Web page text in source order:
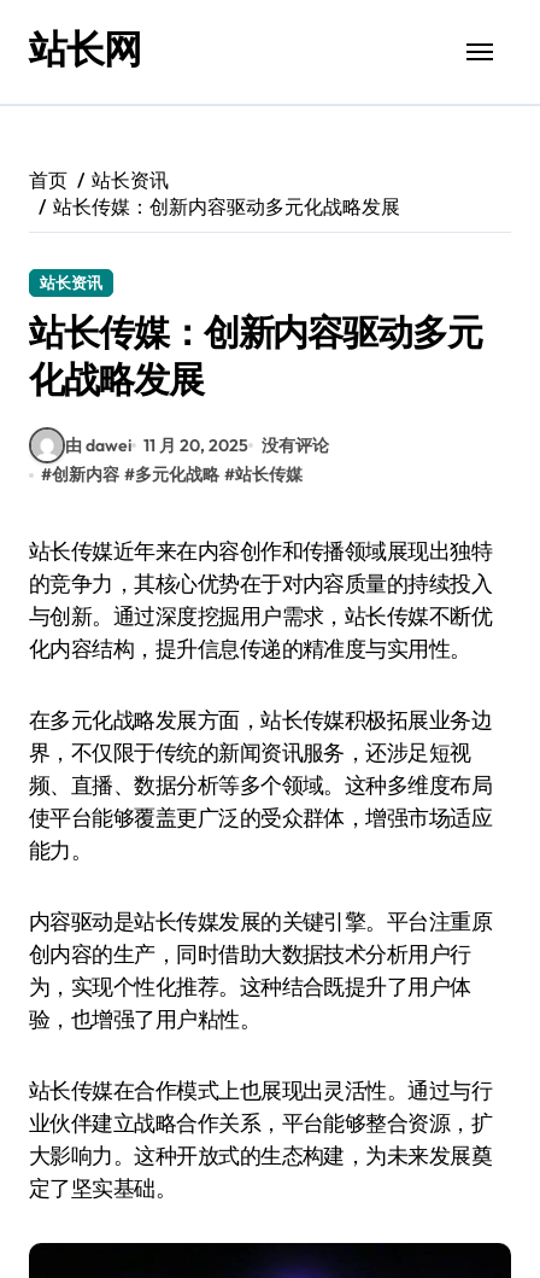
站长网
首页
站长资讯
站长传媒：创新内容驱动多元化战略发展
站长资讯
站长传媒：创新内容驱动多元
化战略发展
由 dawei 11 月 20, 2025 没有评论
#创新内容 #多元化战略 #站长传媒
站长传媒近年来在内容创作和传播领域展现出独特
的竞争力，其核心优势在于对内容质量的持续投入
与创新。通过深度挖掘用户需求，站长传媒不断优
化内容结构，提升信息传递的精准度与实用性。
在多元化战略发展方面，站长传媒积极拓展业务边
界，不仅限于传统的新闻资讯服务，还涉足短视
频、直播、数据分析等多个领域。这种多维度布局
使平台能够覆盖更广泛的受众群体，增强市场适应
能力。
内容驱动是站长传媒发展的关键引擎。平台注重原
创内容的生产，同时借助大数据技术分析用户行
为，实现个性化推荐。这种结合既提升了用户体
验，也增强了用户粘性。
站长传媒在合作模式上也展现出灵活性。通过与行
业伙伴建立战略合作关系，平台能够整合资源，扩
大影响力。这种开放式的生态构建，为未来发展奠
定了坚实基础。